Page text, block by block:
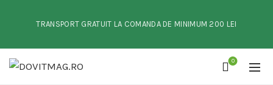
TRANSPORT GRATUIT LA COMANDA DE MINIMUM 200 LEI
0